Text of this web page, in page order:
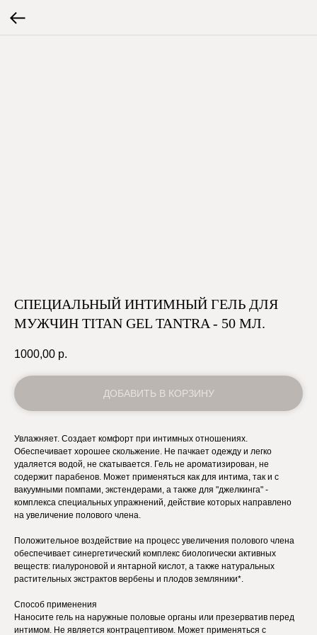
СПЕЦИАЛЬНЫЙ ИНТИМНЫЙ ГЕЛЬ ДЛЯ
МУЖЧИН TITAN GEL TANTRA - 50 МЛ.
1000,00 р.
ДОБАВИТЬ В КОРЗИНУ
Увлажняет. Создает комфорт при интимных отношениях.
Обеспечивает хорошее скольжение. Не пачкает одежду и легко
удаляется водой, не скатывается. Гель не ароматизирован, не
содержит парабенов. Может применяться как для интима, так и с
вакуумными помпами, экстендерами, а также для "джелкинга" -
комплекса специальных упражнений, действие которых направлено
на увеличение полового члена.
Положительное воздействие на процесс увеличения полового члена
обеспечивает синергетический комплекс биологически активных
веществ: гиалуроновой и янтарной кислот, а также натуральных
растительных экстрактов вербены и плодов земляники*.
Способ применения
Наносите гель на наружные половые органы или презерватив перед
интимом. Не является контрацептивом. Может применяться с